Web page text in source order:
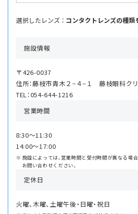
選択したレンズ ： コンタクトレンズの種類
施設情報
〒426-0037
住所：藤枝市青木２−４−１ 藤枝眼科ク
TEL：054-644-1216
営業時間
8:30〜11:30
14:00〜17:00
施設によっては、営業時間と受付時間が異なる場
お問い合わせください。
定休日
火曜、木曜、土曜午後・日曜・祝日